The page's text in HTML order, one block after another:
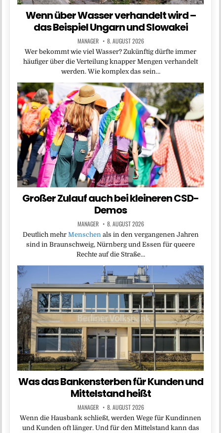
Wenn über Wasser verhandelt wird –
das Beispiel Ungarn und Slowakei
MANAGER 8. AUGUST 2026
Wer bekommt wie viel Wasser? Zukünftig dürfte immer
häufiger über die Verteilung knapper Mengen verhandelt
werden. Wie komplex das sein…
Großer Zulauf auch bei kleineren CSD-
Demos
MANAGER 8. AUGUST 2026
Deutlich mehr Menschenals in den vergangenen Jahren
sind in Braunschweig, Nürnberg und Essen für queere
Rechte auf die Straße…
Was das Bankensterben für Kunden und
Mittelstand heißt
MANAGER 8. AUGUST 2026
Wenn die Hausbank schließt, werden Wege für Kundinnen
und Kunden oft länger. Und für den Mittelstand kann das